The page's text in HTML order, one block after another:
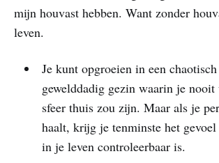
mijn houvast hebben. Want zonder
leven.
Je kunt opgroeien in een
gewelddadig gezin waarin je nooit
sfeer thuis zou zijn. Maar als je
haalt, krijg je tenminste het
in je leven controleerbaar is.